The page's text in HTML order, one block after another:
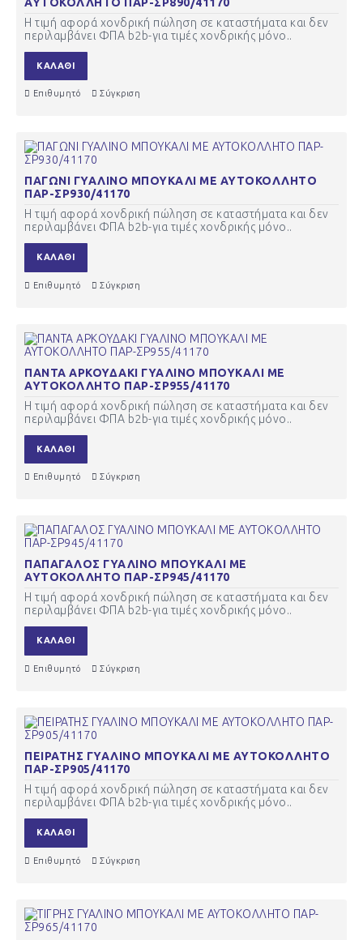
Η τιμή αφορά χονδρική πώληση σε καταστήματα και δεν
περιλαμβάνει ΦΠΑ b2b-για τιμές χονδρικής μόνο..
ΚΑΛΆΘΙ
Επιθυμητό Σύγκριση
ΠΑΓΩΝΙ ΓΥΑΛΙΝΟ ΜΠΟΥΚΑΛΙ ΜΕ ΑΥΤΟΚΟΛΛΗΤΟ
ΠΑΡ-ΣΡ930/41170
Η τιμή αφορά χονδρική πώληση σε καταστήματα και δεν
περιλαμβάνει ΦΠΑ b2b-για τιμές χονδρικής μόνο..
ΚΑΛΆΘΙ
Επιθυμητό Σύγκριση
ΠΑΝΤΑ ΑΡΚΟΥΔΑΚΙ ΓΥΑΛΙΝΟ ΜΠΟΥΚΑΛΙ ΜΕ
ΑΥΤΟΚΟΛΛΗΤΟ ΠΑΡ-ΣΡ955/41170
Η τιμή αφορά χονδρική πώληση σε καταστήματα και δεν
περιλαμβάνει ΦΠΑ b2b-για τιμές χονδρικής μόνο..
ΚΑΛΆΘΙ
Επιθυμητό Σύγκριση
ΠΑΠΑΓΑΛΟΣ ΓΥΑΛΙΝΟ ΜΠΟΥΚΑΛΙ ΜΕ
ΑΥΤΟΚΟΛΛΗΤΟ ΠΑΡ-ΣΡ945/41170
Η τιμή αφορά χονδρική πώληση σε καταστήματα και δεν
περιλαμβάνει ΦΠΑ b2b-για τιμές χονδρικής μόνο..
ΚΑΛΆΘΙ
Επιθυμητό Σύγκριση
ΠΕΙΡΑΤΗΣ ΓΥΑΛΙΝΟ ΜΠΟΥΚΑΛΙ ΜΕ ΑΥΤΟΚΟΛΛΗΤΟ
ΠΑΡ-ΣΡ905/41170
Η τιμή αφορά χονδρική πώληση σε καταστήματα και δεν
περιλαμβάνει ΦΠΑ b2b-για τιμές χονδρικής μόνο..
ΚΑΛΆΘΙ
Επιθυμητό Σύγκριση